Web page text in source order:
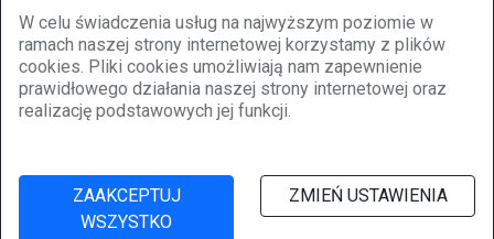
W celu świadczenia usług na najwyższym poziomie w
ramach naszej strony internetowej korzystamy z plików
cookies. Pliki cookies umożliwiają nam zapewnienie
prawidłowego działania naszej strony internetowej oraz
realizację podstawowych jej funkcji.
ZAAKCEPTUJ
WSZYSTKO
ZMIEŃ USTAWIENIA
Cookies
Reklama
BBiletomania